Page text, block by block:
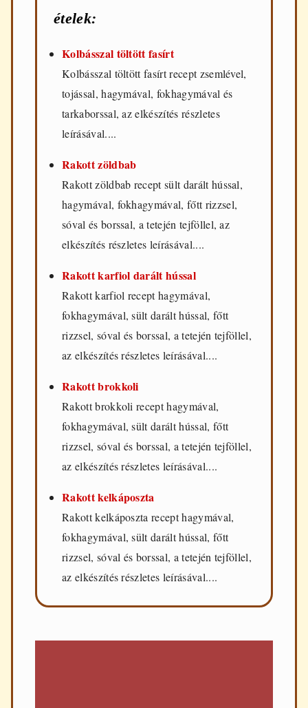
ételek:
Kolbásszal töltött fasírt
Kolbásszal töltött fasírt recept zsemlével,
tojással, hagymával, fokhagymával és
tarkaborssal, az elkészítés részletes
leírásával....
Rakott zöldbab
Rakott zöldbab recept sült darált hússal,
hagymával, fokhagymával, főtt rizzsel,
sóval és borssal, a tetején tejföllel, az
elkészítés részletes leírásával....
Rakott karfiol darált hússal
Rakott karfiol recept hagymával,
fokhagymával, sült darált hússal, főtt
rizzsel, sóval és borssal, a tetején tejföllel,
az elkészítés részletes leírásával....
Rakott brokkoli
Rakott brokkoli recept hagymával,
fokhagymával, sült darált hússal, főtt
rizzsel, sóval és borssal, a tetején tejföllel,
az elkészítés részletes leírásával....
Rakott kelkáposzta
Rakott kelkáposzta recept hagymával,
fokhagymával, sült darált hússal, főtt
rizzsel, sóval és borssal, a tetején tejföllel,
az elkészítés részletes leírásával....